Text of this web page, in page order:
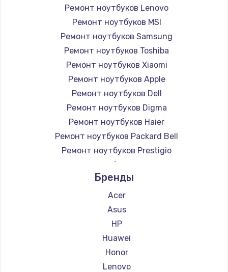
Ремонт ноутбуков Lenovo
Ремонт ноутбуков MSI
Ремонт ноутбуков Samsung
Ремонт ноутбуков Toshiba
Ремонт ноутбуков Xiaomi
Ремонт ноутбуков Apple
Ремонт ноутбуков Dell
Ремонт ноутбуков Digma
Ремонт ноутбуков Haier
Ремонт ноутбуков Packard Bell
Ремонт ноутбуков Prestigio
Ремонт ноутбуков Microsoft
Ремонт ноутбуков Alienware
Ремонт ноутбуков Gigabyte
Ремонт ноутбуков Aorus
Ремонт ноутбуков Maibenben
Ремонт ноутбуков Getac
Ремонт ноутбуков Epson
Ремонт ноутбуков Philips
Бренды
Acer
Asus
HP
Huawei
Honor
Lenovo